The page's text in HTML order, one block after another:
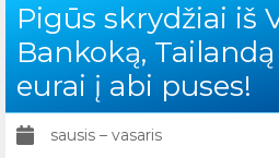
Pigūs skrydžiai iš
Bankoką,
eurai į abi puses!
sausis – vasaris